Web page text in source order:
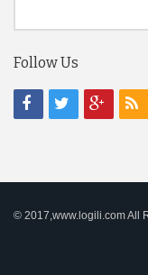
Follow Us
© 2017,www.logili.com All